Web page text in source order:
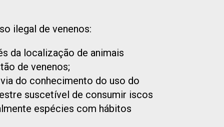
ilegal de venenos:
da localização de animais
de venenos;
do conhecimento do uso do
suscetível de consumir iscos
espécies com hábitos